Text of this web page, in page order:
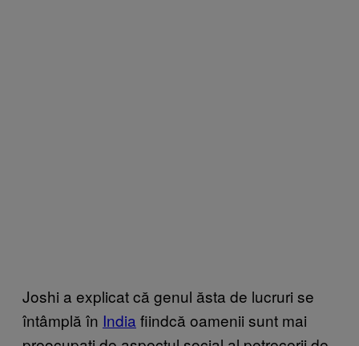
Joshi a explicat că genul ăsta de lucruri se
întâmplă în India fiindcă oamenii sunt mai